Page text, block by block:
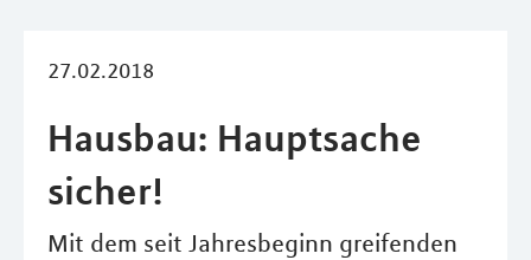
27.02.2018
Hausbau: Hauptsache
sicher!
Mit dem seit Jahresbeginn greifenden